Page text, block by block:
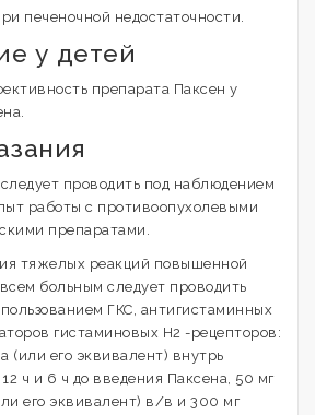
печеночной недостаточности.
у детей
препарата Паксен у
проводить под наблюдением
работы с противоопухолевыми
препаратами.
тяжелых реакций повышенной
больным следует проводить
ГКС, антигистаминных
гистаминовых Н2 -рецепторов:
(или его эквивалент) внутрь
ч и 6 ч до введения Паксена, 50 мг
его эквивалент) в/в и 300 мг